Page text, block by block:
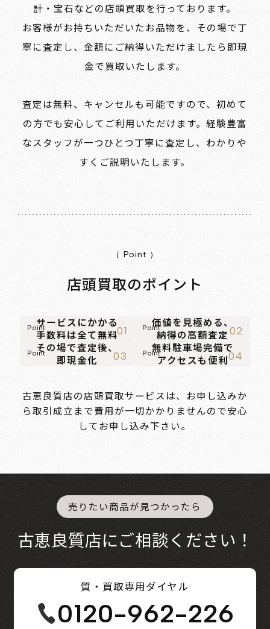
計・宝石などの店頭買取を行っております。
お客様がお持ちいただいたお品物を、その場で丁
寧に査定し、金額にご納得いただけましたら即現
金で買取いたします。
査定は無料、キャンセルも可能ですので、初めて
の方でも安心してご利用いただけます。経験豊富
なスタッフが一つひとつ丁寧に査定し、わかりや
すくご説明いたします。
（ Point ）
店頭買取のポイント
Point 01
サービスにかかる
手数料は全て無料
Point 02
価値を見極める、
納得の高額査定
Point 03
その場で査定後、
即現金化
Point 04
無料駐車場完備で
アクセスも便利
古恵良質店の店頭買取サービスは、お申し込みか
ら取引成立まで費用が一切かかりませんので安心
してお申し込み下さい。
売りたい商品が見つかったら
古恵良質店にご相談ください！
質・買取専用ダイヤル
0120-962-226